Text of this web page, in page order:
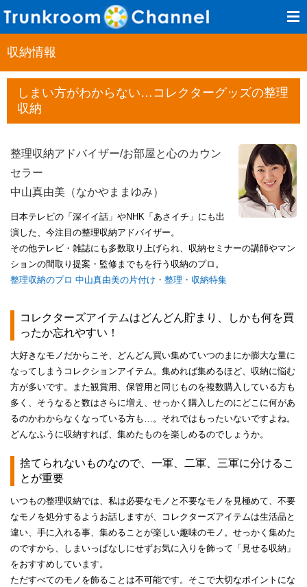
収納情報
しまい方がわからない…コレクターグッズの整理
収納
整理収納アドバイザー/お部屋と心のカウン
セラー
中山真由美（なかやままゆみ）
日本テレビの「深イイ話」やNHK「あさイチ」にも出
演した、今注目の整理収納アドバイザー。
その他テレビ・雑誌にも多数取り上げられ、収納セミナーの講師やマン
ションの間取り提案・監修までもを行う収納のプロ。
整理収納のプロ 中山真由美の片付け・整理・収納特集
コレクターズアイテムはどんどん貯まり、しかも何を買
ったか忘れやすい！
大好きなモノだからこそ、どんどん買い集めていつのまにか膨大な量に
なってしまうコレクションアイテム。集めれば集めるほど、収納に悩む
方が多いです。また観賞用、保管用と同じものを複数購入している方も
多く、そうなると数はさらに増え、せっかく購入したのにどこに何があ
るのかわからなくなっている方も…。それではもったいないですよね。
どんなふうに収納すれば、集めたものを楽しめるのでしょうか。
捨てられないものなので、一軍、二軍、三軍に分けるこ
とが重要
いつもの整理収納では、私は必要なモノと不要なモノを見極めて、不要
なモノを処分するようお話しますが、コレクターズアイテムは生活品と
違い、手に入れる事、集めることが楽しい趣味のモノ。せっかく集めた
のですから、しまいっぱなしにせずお気に入りを飾って「見せる収納」
をおすすめしています。
ただすべてのモノを飾ることは不可能です。そこで大切なポイントにな